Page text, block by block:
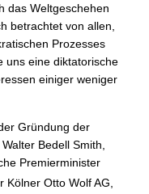
das Weltgeschehen
betrachtet von allen,
Prozesses
uns eine diktatorische
einiger weniger
Gründung der
Bedell Smith,
Premierminister
Otto Wolf AG,